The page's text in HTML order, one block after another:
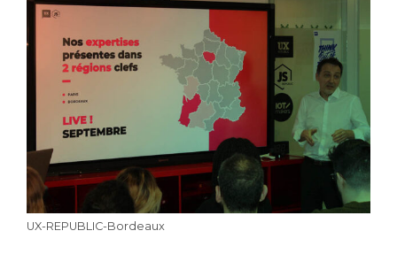
UX-REPUBLIC-Bordeaux